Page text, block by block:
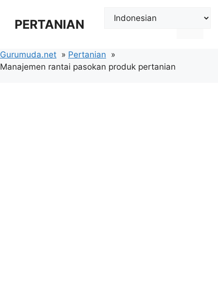
PERTANIAN
Gurumuda.net
Pertanian
Manajemen rantai pasokan produk pertanian